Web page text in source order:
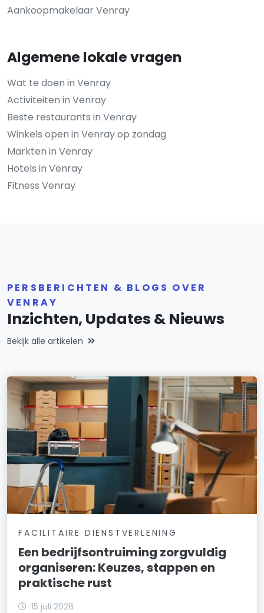
Aankoopmakelaar Venray
Algemene lokale vragen
Wat te doen in Venray
Activiteiten in Venray
Beste restaurants in Venray
Winkels open in Venray op zondag
Markten in Venray
Hotels in Venray
Fitness Venray
PERSBERICHTEN & BLOGS OVER
VENRAY
Inzichten, Updates & Nieuws
Bekijk alle artikelen
FACILITAIRE DIENSTVERLENING
Een bedrijfsontruiming zorgvuldig
organiseren: Keuzes, stappen en
praktische rust
15 juli 2026